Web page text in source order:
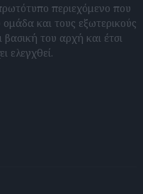
περιεχόμενο που
και τους εξωτερικούς
του αρχή και έτσι
ελεγχθεί.